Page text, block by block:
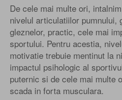
De cele mai multe ori,
nivelul articulatiilor pumnului,
gleznelor, practic, cele mai
sportului. Pentru acestia,
motivatie trebuie mentinut la
impactul psihologic al
puternic si de cele mai multe
scada in forta musculara.